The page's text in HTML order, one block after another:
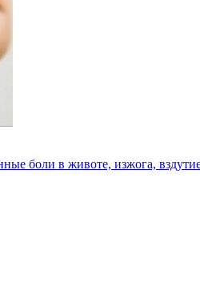
боли в животе, изжога,